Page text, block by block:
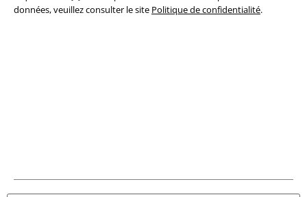
données, veuillez consulter le site Politique de confidentialité.
Tous nos prix sont T.T.C. Cependant, ils ne comprennent pasles frais
denvoi.